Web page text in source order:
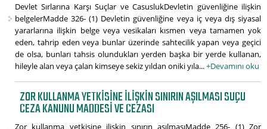
Devlet Sırlarına Karşı Suçlar ve CasuslukDevletin güvenliğine ilişkin
belgelerMadde 326- (1) Devletin güvenliğine veya iç veya dış siyasal
yararlarına ilişkin belge veya vesikaları kısmen veya tamamen yok
eden, tahrip eden veya bunlar üzerinde sahtecilik yapan veya geçici
de olsa, bunları tahsis olundukları yerden başka bir yerde kullanan,
hileyle alan veya çalan kimseye sekiz yıldan oniki yıla...+Devamını oku
ZOR KULLANMA YETKISINE ILIŞKIN SINIRIN AŞILMASI SUÇU
CEZA KANUNU MADDESI VE CEZASI
Zor kullanma yetkisine ilişkin sınırın aşılmasıMadde 256- (1) Zor